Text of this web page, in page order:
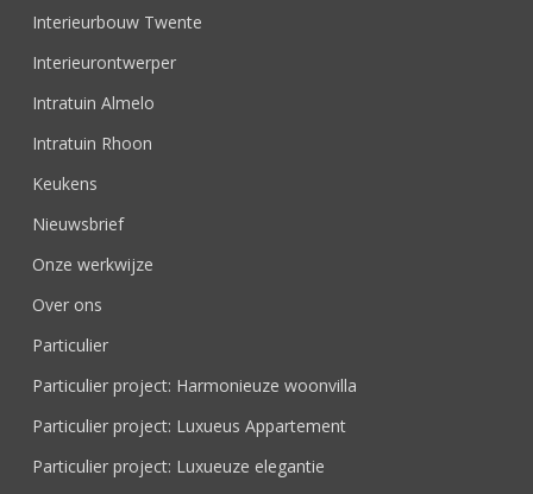
Interieurbouw Twente
Interieurontwerper
Intratuin Almelo
Intratuin Rhoon
Keukens
Nieuwsbrief
Onze werkwijze
Over ons
Particulier
Particulier project: Harmonieuze woonvilla
Particulier project: Luxueus Appartement
Particulier project: Luxueuze elegantie